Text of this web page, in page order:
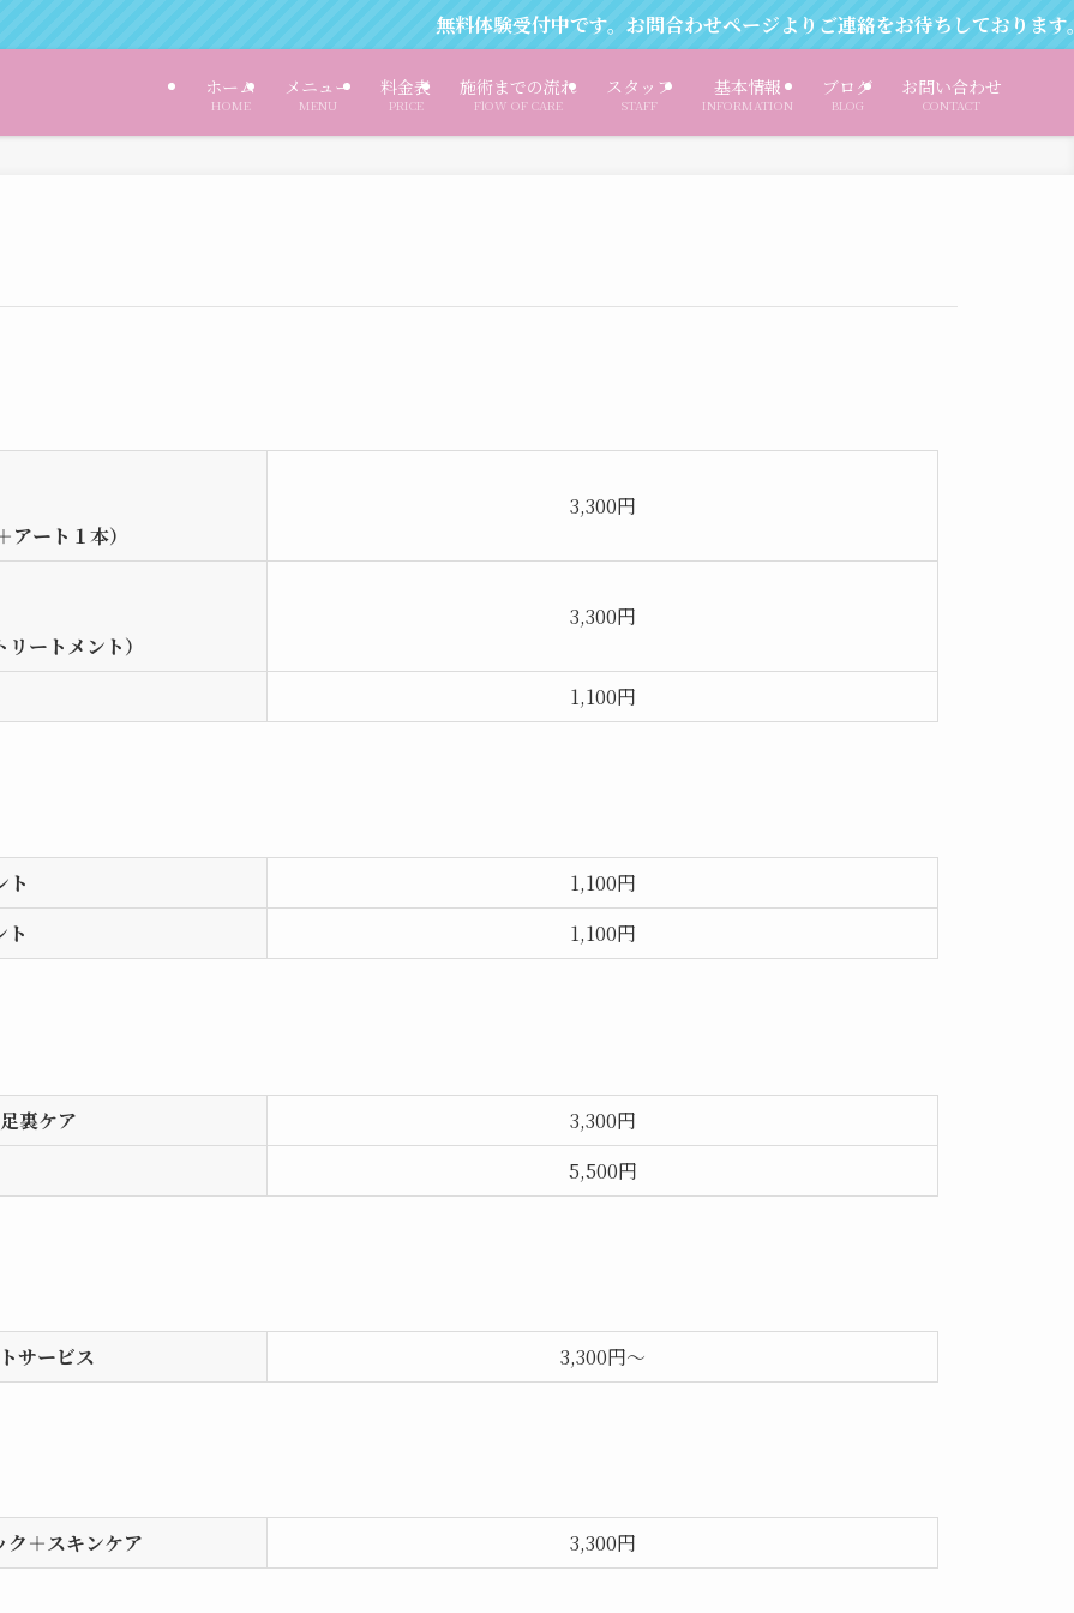
無料体験受付中です。お問合わせページよりご連絡をお待ちしております。
ホーム
HOME
メニュー
MENU
料金表
PRICE
施術までの流れ
FlOW OF CARE
スタッフ
STAFF
基本情報
INFORMATION
ブログ
BLOG
お問い合わせ
CONTACT
ート１本）
3,300円
ートメント）
3,300円
1,100円
ト
1,100円
ト
1,100円
裏ケア
3,300円
5,500円
サービス 3,300円～
ク＋スキンケア 3,300円